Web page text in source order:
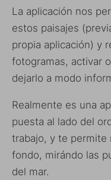
La aplicación nos
estos paisajes
propia aplicación) y
fotogramas, activar
dejarlo a modo
Realmente es una
puesta al lado del
trabajo, y te permite
fondo, mirándo las
del mar.